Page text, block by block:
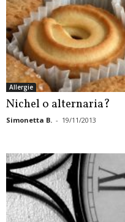
Allergie
Nichel o alternaria?
Simonetta B. - 19/11/2013